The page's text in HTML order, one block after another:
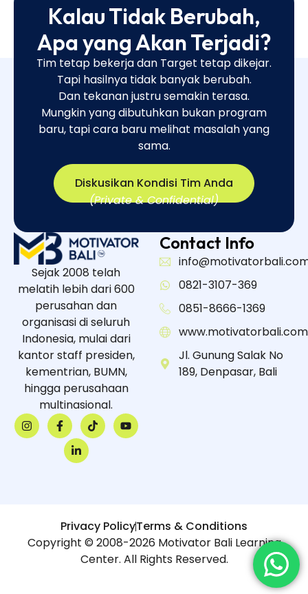
Kalau Tidak Berubah,
Apa yang Akan Terjadi?
Tim tetap bekerja dan Target tetap dikejar.
Tapi hasilnya tidak banyak berubah.
Dan tekanan justru semakin terasa.
Mungkin yang dibutuhkan bukan program
baru, tapi cara baru melihat masalah yang
sama.​
Diskusikan Kondisi Tim Anda
(Private & Confidential)
Sejak 2008 telah
melatih lebih dari 600
perusahan dan
organisasi di seluruh
Indonesia, mulai dari
kantor staff presiden,
kementrian, BUMN,
hingga perusahaan
multinasional.
Contact Info
0821-3107-369
0851-8666-1369
www.motivatorbali.com
Jl. Gunung Salak No
189, Denpasar, Bali
Copyright © 2008-2026 Motivator Bali Learning
Center. All Rights Reserved.
Privacy PolicyTerms & Conditions